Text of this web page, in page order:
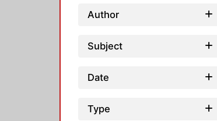
Author
Subject
Date
Type